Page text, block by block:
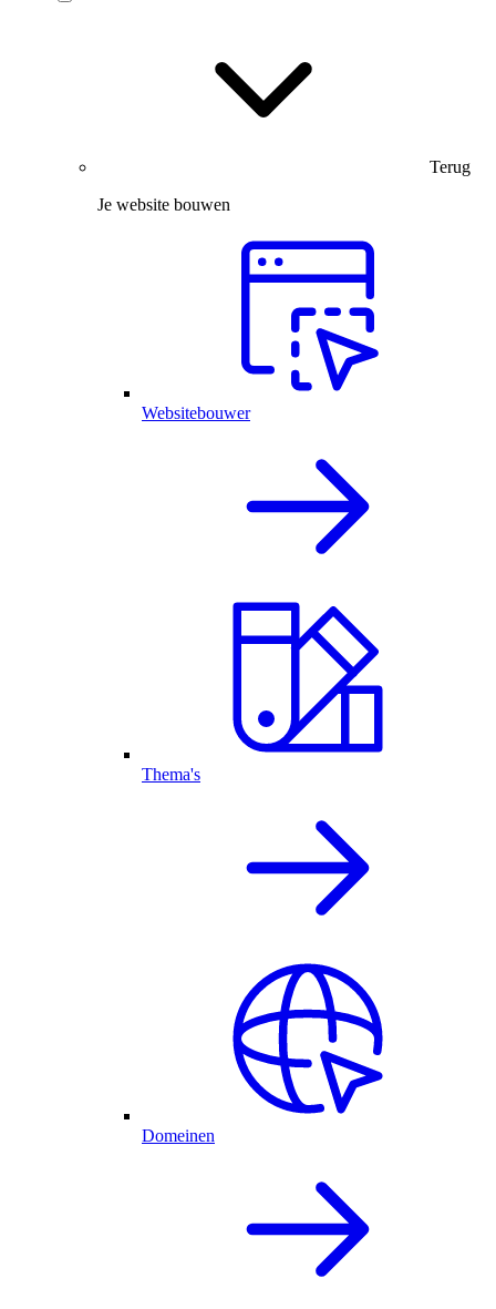
Terug
Je website bouwen
Websitebouwer
Thema's
Domeinen